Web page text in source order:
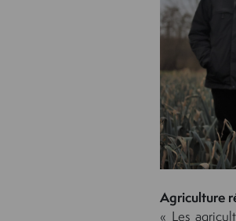
Agriculture
« Les